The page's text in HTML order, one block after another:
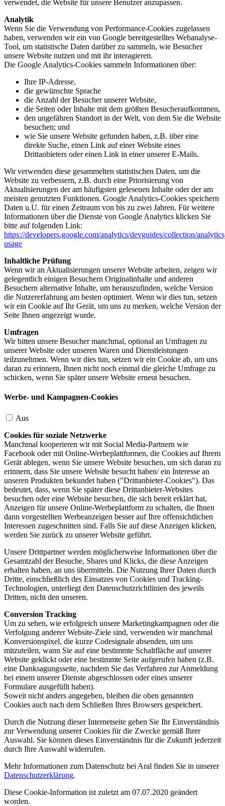
verwendet, die Website für unsere Benutzer anzupassen.
Analytik
Wenn Sie die Verwendung von Performance-Cookies zugelassen
haben, verwenden wir ein von Google bereitgestelltes Webanalyse-
Tool, um statistische Daten darüber zu sammeln, wie Besucher
unsere Website nutzen und mit ihr interagieren.
Die Google Analytics-Cookies sammeln Informationen über:
Ihre IP-Adresse,
die gewünschte Sprache
die Anzahl der Besucher unserer Website,
die Seiten oder Inhalte mit dem größten Besucheraufkommen,
den ungefähren Standort in der Welt, von dem Sie die Website
besuchen; und
wie Sie unsere Website gefunden haben, z.B. über eine
direkte Suche, einen Link auf einer Website eines
Drittanbieters oder einen Link in einer unserer E-Mails.
Wir verwenden diese gesammelten statistischen Daten, um die
Website zu verbessern, z.B. durch eine Priorisierung von
Aktualisierungen der am häufigsten gelesenen Inhalte oder der am
meisten genutzten Funktionen. Google Analytics-Cookies speichern
Daten u.U. für einen Zeitraum von bis zu zwei Jahren. Für weitere
Informationen über die Dienste von Google Analytics klicken Sie
bitte auf folgenden Link:
https://developers.google.com/analytics/devguides/collection/
usage
Inhaltliche Prüfung
Wenn wir an Aktualisierungen unserer Website arbeiten, zeigen wir
gelegentlich einigen Besuchern Originalinhalte und anderen
Besuchern alternative Inhalte, um herauszufinden, welche Version
die Nutzererfahrung am besten optimiert. Wenn wir dies tun, setzen
wir ein Cookie auf Ihr Gerät, um uns zu merken, welche Version der
Seite Ihnen angezeigt wurde.
Umfragen
Wir bitten unsere Besucher manchmal, optional an Umfragen zu
unserer Website oder unseren Waren und Dienstleistungen
teilzunehmen. Wenn wir dies tun, setzen wir ein Cookie ab, um uns
daran zu erinnern, Ihnen nicht noch einmal die gleiche Umfrage zu
schicken, wenn Sie später unsere Website erneut besuchen.
Werbe- und Kampagnen-Cookies
Aus
Cookies für soziale Netzwerke
Manchmal kooperieren wir mit Social Media-Partnern wie
Facebook oder mit Online-Werbeplattformen, die Cookies auf Ihrem
Gerät ablegen, wenn Sie unsere Website besuchen, um sich daran zu
erinnern, dass Sie unsere Website besucht haben/ ein Interesse an
unseren Produkten bekundet haben ("Drittanbieter-Cookies"). Das
bedeutet, dass, wenn Sie später diese Drittanbieter-Websites
besuchen oder eine Website besuchen, die sich bereit erklärt hat,
Anzeigen für unsere Online-Werbeplattform zu schalten, die Ihnen
dann vorgestellten Werbeanzeigen besser auf Ihre offensichtlichen
Interessen zugeschnitten sind. Falls Sie auf diese Anzeigen klicken,
werden Sie zurück zu unserer Website geführt.
Unsere Drittpartner werden möglicherweise Informationen über die
Gesamtzahl der Besuche, Shares und Klicks, die diese Anzeigen
erhalten haben, an uns übermitteln. Die Nutzung Ihrer Daten durch
Dritte, einschließlich des Einsatzes von Cookies und Tracking-
Technologien, unterliegt den Datenschutzrichtlinien des jeweils
Dritten, nicht den unseren.
Conversion Tracking
Um zu sehen, wie erfolgreich unsere Marketingkampagnen oder die
Verfolgung anderer Website-Ziele sind, verwenden wir manchmal
Konversionspixel, die kurze Codesignale absenden, um uns
mitzuteilen, wann Sie auf eine bestimmte Schaltfläche auf unserer
Website geklickt oder eine bestimmte Seite aufgerufen haben (z.B.
eine Danksagungsseite, nachdem Sie das Verfahren zur Anmeldung
bei einem unserer Dienste abgeschlossen oder eines unserer
Formulare ausgefüllt haben).
Soweit nicht anders angegeben, bleiben die oben genannten
Cookies auch nach dem Schließen Ihres Browsers gespeichert.
Durch die Nutzung dieser Internetseite geben Sie Ihr Einverständnis
zur Verwendung unserer Cookies für die Zwecke gemäß Ihrer
Auswahl. Sie können dieses Einverständnis für die Zukunft jederzeit
durch Ihre Auswahl widerrufen.
Mehr Informationen zum Datenschutz bei Aral finden Sie in unserer
Datenschutzerklärung.
Diese Cookie-Information ist zuletzt am 07.07.2020 geändert
worden.